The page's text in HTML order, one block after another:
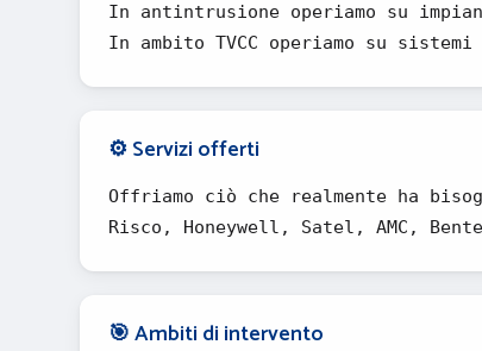
In antintrusione operiamo su
In ambito TVCC operiamo su sistemi
⚙️ Servizi offerti
Offriamo ciò che realmente ha
Risco, Honeywell, Satel, AMC,
🎯 Ambiti di intervento